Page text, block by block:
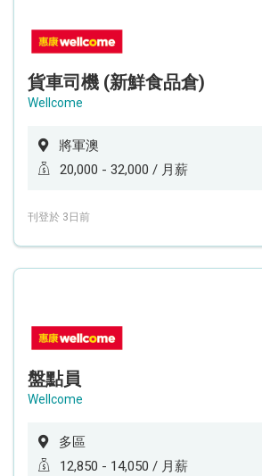
貨車司機 (新鮮食品倉)
Wellcome
將軍澳
20,000 - 32,000 / 月薪
刊登於 3日前
盤點員
Wellcome
多區
12,850 - 14,050 / 月薪